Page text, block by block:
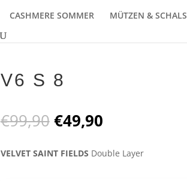
CASHMERE SOMMER MÜTZEN & SCHALS
V6 S 8
€99,90 Ursprünglicher
Preis
war:
€49,90Aktueller
ist:
VELVET SAINT FIELDS Double Layer